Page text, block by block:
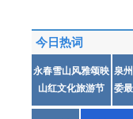
今日热词
永春雪山风雅颂映
山红文化旅游节
泉
委